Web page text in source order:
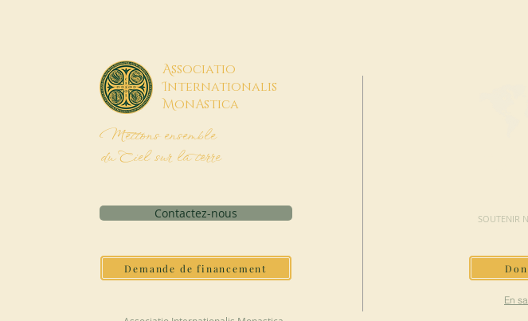
Associatio
Internationalis
MonAstica
Mettons ensemble
du Ciel sur la terre
Contactez-nous
Demande de financement
SOUTENIR
En